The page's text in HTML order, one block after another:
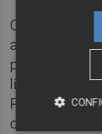
Con este
autónomas
protocolos
limpieza y el
Planes que
de